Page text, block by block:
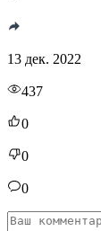
13 дек. 2022
437
0
0
0